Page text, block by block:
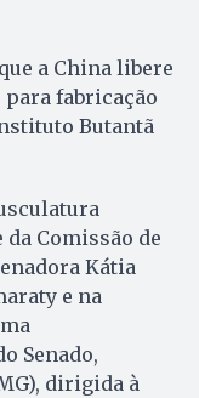
a China libere
fabricação
Butantã
Comissão de
Kátia
e na
Senado,
dirigida à